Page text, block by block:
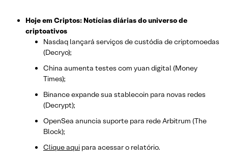
Hoje em Criptos: Notícias diárias do universo de
criptoativos
Nasdaq lançará serviços de custódia de criptomoedas
(Decryo);
China aumenta testes com yuan digital (Money
Times);
Binance expande sua stablecoin para novas redes
(Decrypt);
OpenSea anuncia suporte para rede Arbitrum (The
Block);
Clique aqui para acessar o relatório.